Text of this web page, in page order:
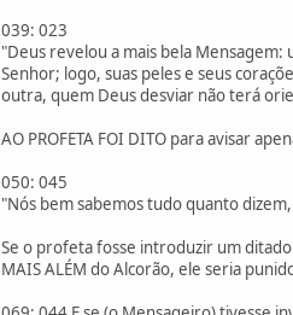
039: 023
"Deus revelou a mais bela
Senhor; logo, suas peles e seus
outra, quem Deus desviar não terá
AO PROFETA FOI DITO para avisar
050: 045
"Nós bem sabemos tudo quanto
Se o profeta fosse introduzir um ditado
MAIS ALÉM do Alcorão, ele seria